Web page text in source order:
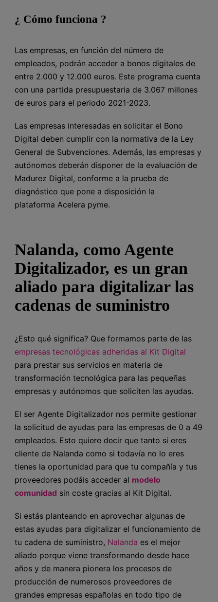
¿ Cómo funciona ?
Las empresas, en función del número de
empleados, podrán acceder a bonos digitales de
entre 2.000 y 12.000 euros. Este programa cuenta
con una partida presupuestaria de 3.067 millones
de euros para el periodo 2021-2023.
Las empresas interesadas en solicitar el Bono
Digital deben cumplir con la normativa de la Ley
General de Subvenciones. Además, las empresas y
autónomos deberán disponer de la evaluación de
Madurez Digital, conforme a la prueba de
diagnóstico que pone a disposición la
plataforma Acelera pyme.
Nalanda, como Agente
Digitalizador, es un gran
aliado para digitalizar las
cadenas de suministro
¿Esto qué significa? Que formamos parte de las
empresas tecnológicas adheridas al Kit Digital
para prestar sus servicios en materia de
transformación tecnológica para las pequeñas
empresas y autónomos que soliciten las ayudas.
El ser Agente Digitalizador nos permite gestionar
la solicitud de ayudas para las empresas de 0 a 49
empleados. Esto quiere decir que tanto si eres
cliente de Nalanda como si todavía no lo eres
tienes la oportunidad para que tu compañía y tus
proveedores podáis acceder al modelo
comunidad sin coste gracias al Kit Digital.
Si estás planteando en aprovechar algunas de
estas ayudas para digitalizar el funcionamiento de
tu cadena de suministro, Nalanda es el mejor
aliado porque viene transformando desde hace
años y de manera pionera los procesos de
producción de numerosos proveedores de
grandes empresas españolas en todo tipo de